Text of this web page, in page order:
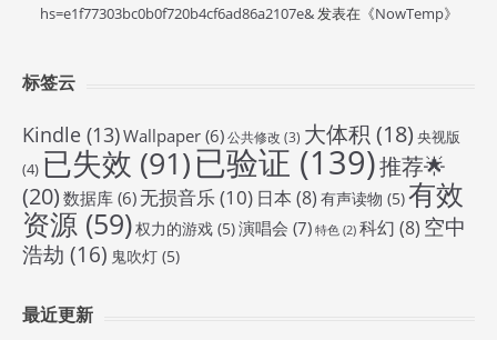
hs=e1f77303bc0b0f720b4cf6ad86a2107e&发表在《NowTemp》
标签云
Kindle (13)Wallpaper (6)公共修改 (3) 大体积 (18) 央视版
(4) 已失效 (91)已验证 (139)推荐🌟
(20) 数据库 (6) 无损音乐(10) 日本 (8) 有声读物 (5)有效
资源 (59)权力的游戏 (5)演唱会 (7) 特色 (2) 科幻 (8) 空中
浩劫 (16) 鬼吹灯 (5)
最近更新